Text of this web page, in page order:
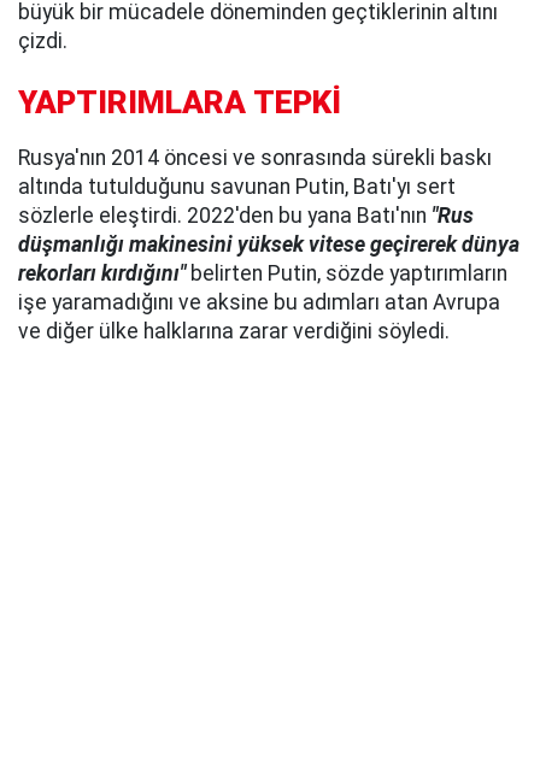
büyük bir mücadele döneminden geçtiklerinin altını
çizdi.
YAPTIRIMLARA TEPKİ
Rusya'nın 2014 öncesi ve sonrasında sürekli baskı
altında tutulduğunu savunan Putin, Batı'yı sert
sözlerle eleştirdi. 2022'den bu yana Batı'nın "Rus
düşmanlığı makinesini yüksek vitese geçirerek dünya
rekorları kırdığını"belirten Putin, sözde yaptırımların
işe yaramadığını ve aksine bu adımları atan Avrupa
ve diğer ülke halklarına zarar verdiğini söyledi.